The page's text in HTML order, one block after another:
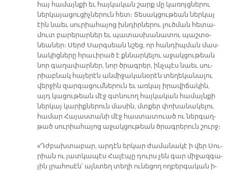
հայ հա­մայն­քի եւ հայ­կա­կան շարք մը կա­ռոյց­նե­րու
ներ­կա­յա­ցու­ցիչ­նե­րուն հետ։ Տե­սակ­ցու­թեան ներ­կայ
էին նաեւ սու­րիա­հա­յոց խնդիր­նե­րու լուծ­ման հե­տա­
մուտ բա­րե­րար­ներ եւ պա­տաս­խա­նա­տու պաշ­տօ­
նեա­ներ։ Սերժ Սարգ­սեան նշեց, որ հան­դիպ­ման մաս­
նա­կից­նե­րը հրա­ւի­րած է քննար­կե­լու ա­ջակ­ցու­թեան
նոր գա­ղա­փար­ներ, նոր ծրագ­րեր, ինչ­պէս նաեւ սու­
րիաբ­նակ հա­յե­րէն ան­մի­ջա­կա­նօ­րէն տե­ղե­կա­նա­լու
վեր­ջին զար­գա­ցում­նե­րուն եւ առ­կայ ի­րա­վի­ճա­կին,
այդ կա­ցու­թեան մէջ գտնուող հայ­կա­կան հա­մայն­քի
ներ­կայ կա­րիք­նե­րուն մա­սին, մտքեր փո­խա­նա­կե­լու
հա­մար Հա­յաս­տա­նի մէջ հաս­տա­տուած ու ներ­գաղ­
թած սու­րիա­հա­յոց ա­ջակ­ցու­թեան ծրագ­րե­րուն շուրջ։
«Դժբախ­տա­բար, ար­դէն եր­կար ժա­մա­նա­կէ ի վեր Սու­
րիան ու յատ­կա­պէս Հա­լէ­պը դուրս չեն գար մի­ջազ­գա­
յին լրա­հո­սէն՝ այն­տեղ տե­ղի ու­նե­ցող ող­բեր­գա­կան ի­